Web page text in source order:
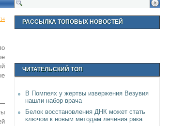
—
РАССЫЛКА ТОПОВЫХ НОВОСТЕЙ
ЧИТАТЕЛЬСКИЙ ТОП
В Помпеях у жертвы извержения Везувия
нашли набор врача
Белок восстановления ДНК может стать
ключом к новым методам лечения рака